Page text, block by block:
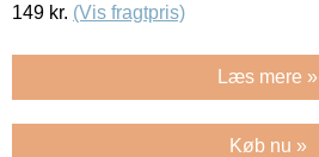
149 kr. (Vis fragtpris)
Læs mere »
Køb nu »